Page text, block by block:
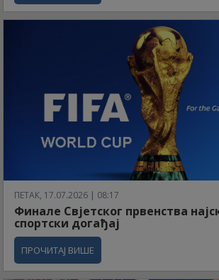
ПЕТАК, 17.07.2026 | 08:17
Финале Свјетског првенства
спортски догађај
ПРОЧИТАЈ ВИШЕ